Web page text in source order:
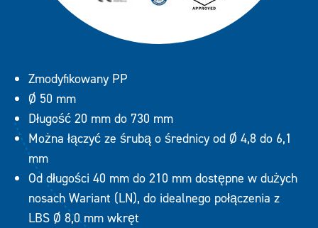
Zmodyfikowany PP
Ø 50 mm
Długość 20 mm do 730 mm
Można łączyć ze śrubą o średnicy od Ø 4,8 do 6,1
mm
Od długości 40 mm do 210 mm dostępne w dużych
nosach Wariant (LN), do idealnego połączenia z
LBS Ø 8,0 mm wkręt